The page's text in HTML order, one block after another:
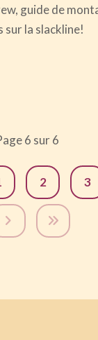
guide de
sur la slackline!
6 sur 6
2 3